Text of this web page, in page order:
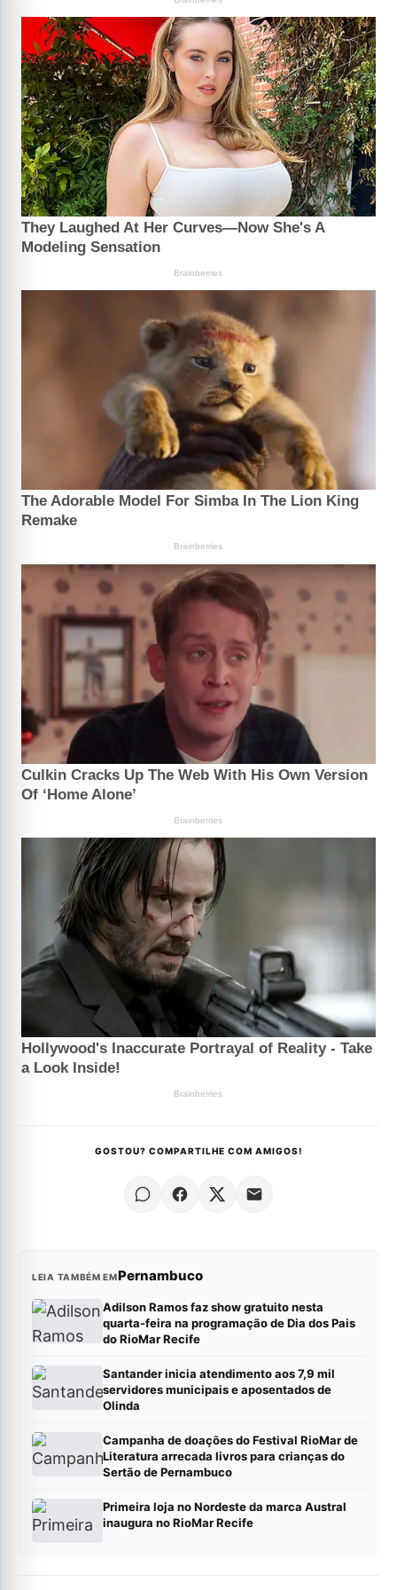
GOSTOU? COMPARTILHE COM AMIGOS!
LEIA TAMBÉM EMPernambuco
Adilson Ramos faz show gratuito nesta
quarta-feira na programação de Dia dos Pais
do RioMar Recife
Santander inicia atendimento aos 7,9 mil
servidores municipais e aposentados de
Olinda
Campanha de doações do Festival RioMar de
Literatura arrecada livros para crianças do
Sertão de Pernambuco
Primeira loja no Nordeste da marca Austral
inaugura no RioMar Recife